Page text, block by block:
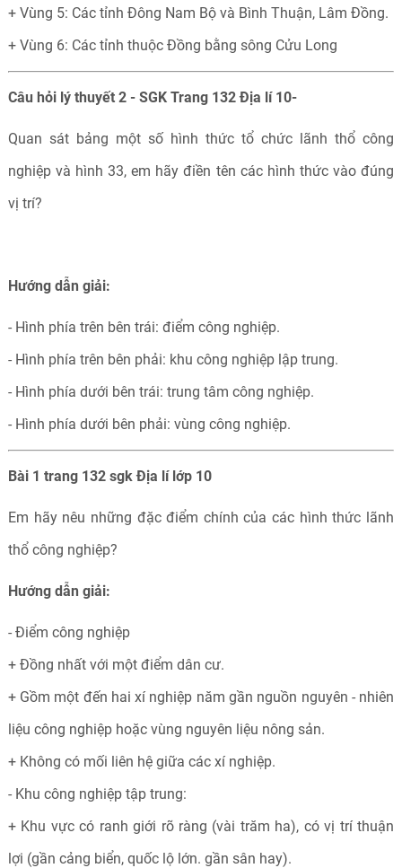
+ Vùng 5: Các tỉnh Đông Nam Bộ và Bình Thuận, Lâm Đồng.
+ Vùng 6: Các tỉnh thuộc Đồng bằng sông Cửu Long
Câu hỏi lý thuyết 2 - SGK Trang 132 Địa lí 10-
Quan sát bảng một số hình thức tổ chức lãnh thổ công
nghiệp và hình 33, em hãy điền tên các hình thức vào đúng
vị trí?
Hướng dẫn giải:
- Hình phía trên bên trái: điểm công nghiệp.
- Hình phía trên bên phải: khu công nghiệp lập trung.
- Hình phía dưới bên trái: trung tâm công nghiệp.
- Hình phía dưới bên phải: vùng công nghiệp.
Bài 1 trang 132 sgk Địa lí lớp 10
Em hãy nêu những đặc điểm chính của các hình thức lãnh
thổ công nghiệp?
Hướng dẫn giải:
- Điểm công nghiệp
+ Đồng nhất với một điểm dân cư.
+ Gồm một đến hai xí nghiệp năm gần nguồn nguyên - nhiên
liệu công nghiệp hoặc vùng nguyên liệu nông sản.
+ Không có mối liên hệ giữa các xí nghiệp.
- Khu công nghiệp tập trung:
+ Khu vực có ranh giới rõ ràng (vài trăm ha), có vị trí thuận
lợi (gần cảng biển, quốc lộ lớn. gần sân hay).